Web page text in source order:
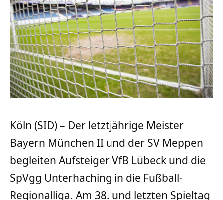
Köln (SID) – Der letztjährige Meister
Bayern München II und der SV Meppen
begleiten Aufsteiger VfB Lübeck und die
SpVgg Unterhaching in die Fußball-
Regionalliga. Am 38. und letzten Spieltag